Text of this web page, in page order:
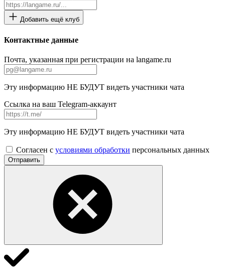
Добавить ещё клуб
Контактные данные
Почта, указанная при регистрации на langame.ru
Эту информацию НЕ БУДУТ видеть участники чата
Ссылка на ваш Telegram-аккаунт
Эту информацию НЕ БУДУТ видеть участники чата
Согласен с условиями обработки персональных данных
Отправить